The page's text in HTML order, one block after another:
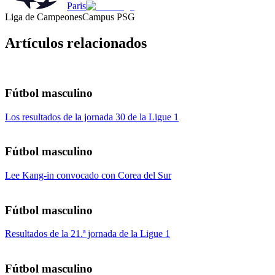
Paris
Liga de CampeonesCampus PSG
Artículos relacionados
Fútbol masculino
Los resultados de la jornada 30 de la Ligue 1
Fútbol masculino
Lee Kang-in convocado con Corea del Sur
Fútbol masculino
Resultados de la 21.ª jornada de la Ligue 1
Fútbol masculino